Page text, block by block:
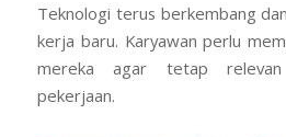
Teknologi terus berkembang
kerja baru. Karyawan perlu
mereka agar tetap relevan
pekerjaan.